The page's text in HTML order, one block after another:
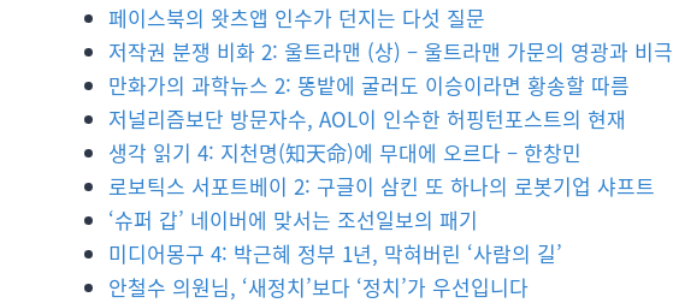
페이스북의 왓츠앱 인수가 던지는 다섯 질문
저작권 분쟁 비화 2: 울트라맨 (상) – 울트라맨 가문의 영광과 비극
만화가의 과학뉴스 2: 똥밭에 굴러도 이승이라면 황송할 따름
저널리즘보단 방문자수, AOL이 인수한 허핑턴포스트의 현재
생각 읽기 4: 지천명(知天命)에 무대에 오르다 – 한창민
로보틱스 서포트베이 2: 구글이 삼킨 또 하나의 로봇기업 샤프트
‘슈퍼 갑’ 네이버에 맞서는 조선일보의 패기
미디어몽구 4: 박근혜 정부 1년, 막혀버린 ‘사람의 길’
안철수 의원님, ‘새정치’보다 ‘정치’가 우선입니다